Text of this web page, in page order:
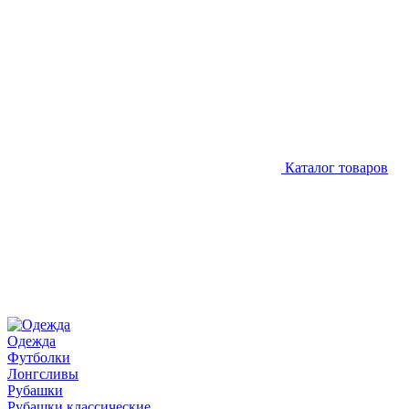
Каталог товаров
Одежда
Футболки
Лонгсливы
Рубашки